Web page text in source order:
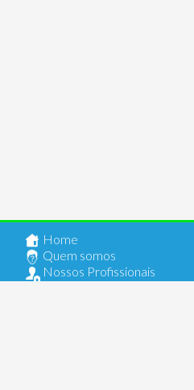
Home
Quem somos
Nossos Profissionais